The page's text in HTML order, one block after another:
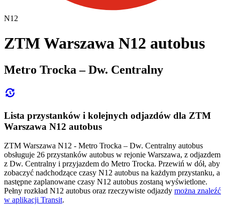
N12
ZTM Warszawa N12 autobus
Metro Trocka – Dw. Centralny
Lista przystanków i kolejnych odjazdów dla ZTM
Warszawa N12 autobus
ZTM Warszawa N12 - Metro Trocka – Dw. Centralny autobus
obsługuje 26 przystanków autobus w rejonie Warszawa, z odjazdem
z Dw. Centralny i przyjazdem do Metro Trocka. Przewiń w dół, aby
zobaczyć nadchodzące czasy N12 autobus na każdym przystanku, a
następne zaplanowane czasy N12 autobus zostaną wyświetlone.
Pełny rozkład N12 autobus oraz rzeczywiste odjazdy można znaleźć
w aplikacji Transit.